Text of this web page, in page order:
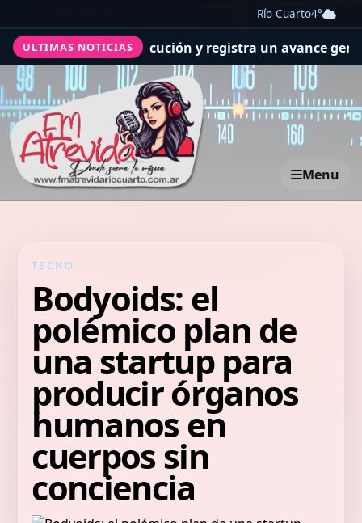
Río Cuarto4°
ULTIMAS NOTICIAS
de ejecución y registra un avance general del 36%
Menu
TECNO
Bodyoids: el
polémico plan de
una startup para
producir órganos
humanos en
cuerpos sin
conciencia